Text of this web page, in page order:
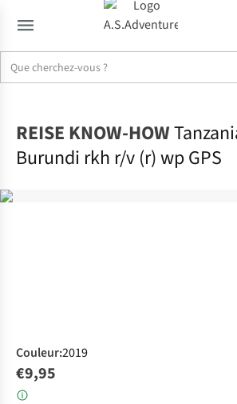
REISE KNOW-HOW
Burundi rkh r/v (r) wp GPS
Couleur:2019
€9,95